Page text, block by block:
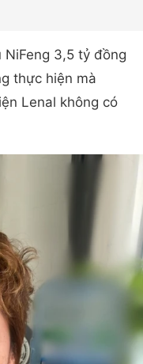
NiFeng 3,5 tỷ đồng
thực hiện mà
Lenal không có